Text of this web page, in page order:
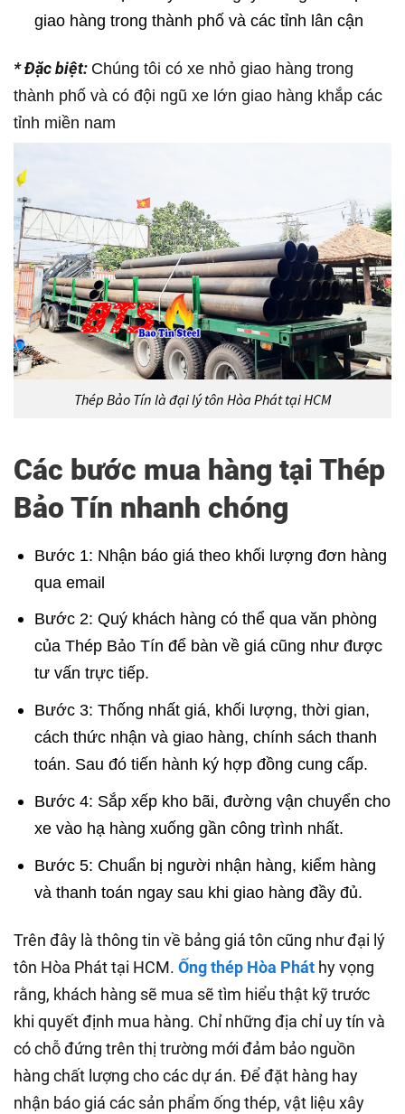
giao hàng trong thành phố và các tỉnh lân cận
* Đặc biệt: Chúng tôi có xe nhỏ giao hàng trong
thành phố và có đội ngũ xe lớn giao hàng khắp các
tỉnh miền nam
Thép Bảo Tín là đại lý tôn Hòa Phát tại HCM
Các bước mua hàng tại Thép
Bảo Tín nhanh chóng
Bước 1: Nhận báo giá theo khối lượng đơn hàng
qua email
Bước 2: Quý khách hàng có thể qua văn phòng
của Thép Bảo Tín để bàn về giá cũng như được
tư vấn trực tiếp.
Bước 3: Thống nhất giá, khối lượng, thời gian,
cách thức nhận và giao hàng, chính sách thanh
toán. Sau đó tiến hành ký hợp đồng cung cấp.
Bước 4: Sắp xếp kho bãi, đường vận chuyển cho
xe vào hạ hàng xuống gần công trình nhất.
Bước 5: Chuẩn bị người nhận hàng, kiểm hàng
và thanh toán ngay sau khi giao hàng đầy đủ.
Trên đây là thông tin về bảng giá tôn cũng như đại lý
tôn Hòa Phát tại HCM. Ống thép Hòa Phát hy vọng
rằng, khách hàng sẽ mua sẽ tìm hiểu thật kỹ trước
khi quyết định mua hàng. Chỉ những địa chỉ uy tín và
có chỗ đứng trên thị trường mới đảm bảo nguồn
hàng chất lượng cho các dự án. Để đặt hàng hay
nhận báo giá các sản phẩm ống thép, vật liệu xây